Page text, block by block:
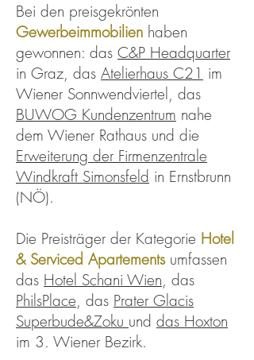
Bei den preisgekrönten
Gewerbeimmobilien haben
gewonnen: das C&P Headquarter
in Graz, das Atelierhaus C21 im
Wiener Sonnwendviertel, das
BUWOG Kundenzentrum nahe
dem Wiener Rathaus und die
Erweiterung der Firmenzentrale
Windkraft Simonsfeld in Ernstbrunn
(NÖ).
Die Preisträger der Kategorie Hotel
& Serviced Apartementsumfassen
das Hotel Schani Wien, das
PhilsPlace, das Prater Glacis
Superbude&Zoku ​und das Hoxton
im 3. Wiener Bezirk.